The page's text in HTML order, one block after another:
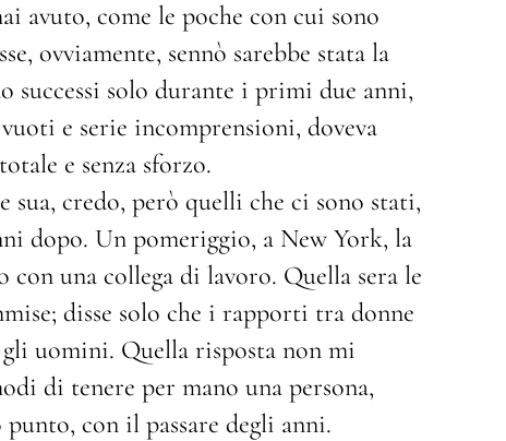
avuto, come le poche con cui sono
ovviamente, sennò sarebbe stata la
solo durante i primi due anni,
e serie incomprensioni, doveva
e senza sforzo.
credo, però quelli che ci sono stati,
dopo. Un pomeriggio, a New York, la
una collega di lavoro. Quella sera le
disse solo che i rapporti tra donne
uomini. Quella risposta non mi
di tenere per mano una persona,
con il passare degli anni.